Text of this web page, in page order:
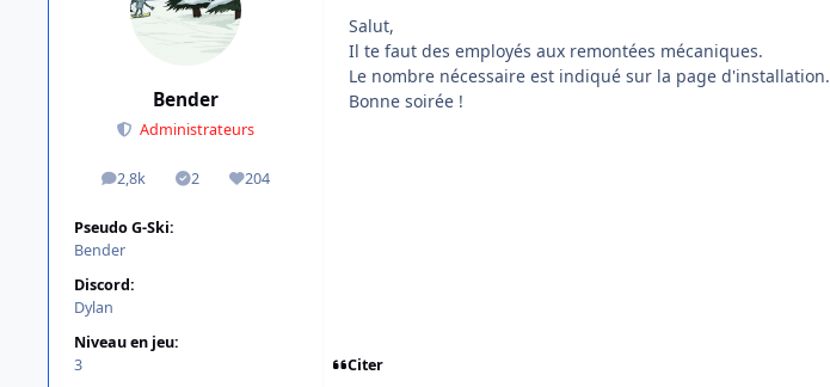
Bender
Administrateurs
2,8k
messages2
Solutions204
Réputation
Pseudo G-Ski:
Bender
Discord:
Dylan
Niveau en jeu:
3
Salut,
Il te faut des employés aux remontées mécaniques.
Le nombre nécessaire est indiqué sur la page d'installation.
Bonne soirée !
Citer